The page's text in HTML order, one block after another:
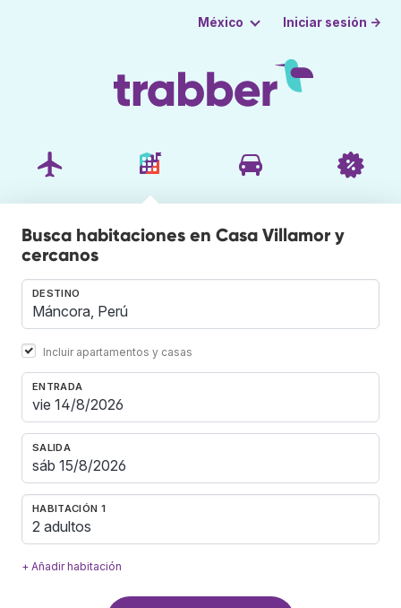
México Iniciar sesión →
Busca habitaciones en Casa Villamor y
cercanos
DESTINO
Incluir apartamentos y casas
ENTRADA
SALIDA
HABITACIÓN 1
2 adultos
+ Añadir habitación